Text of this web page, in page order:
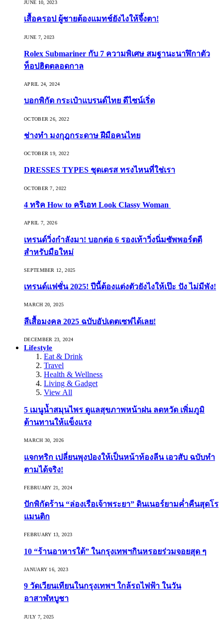
JUNE 10, 2023
เสื้อครอป ผู้ชายต้องแมทช์ยังไงให้จึ้งตา!
JUNE 7, 2023
Rolex Submariner กับ 7 ความพิเศษ สมฐานะนาฬิกาตัว
ท็อปฮิตตลอดกาล
APRIL 24, 2024
บอกพิกัด กระเป๋าแบรนด์ไทย ดีไซน์เริ่ด
OCTOBER 26, 2022
ช่างทำ มงกุฎกระดาษ ฝีมือคนไทย
OCTOBER 19, 2022
DRESSES TYPES ชุดเดรส ทรงไหนที่ใช่เรา
OCTOBER 7, 2022
4 ทริค How to ครีเอท Look Classy Woman
APRIL 7, 2026
เทรนด์วิ่งกำลังมา! บอกต่อ 6 รองเท้าวิ่งนิ่มซัพพอร์ตดี
สำหรับมือใหม่
SEPTEMBER 12, 2025
เทรนด์แฟชั่น 2025! ปีนี้ต้องแต่งตัวยังไงให้เป๊ะ ปัง ไม่มีพัง!
MARCH 20, 2025
สีเสื้อมงคล 2025 ฉบับอัปเดตเซฟได้เลย!
DECEMBER 23, 2024
Lifestyle
Eat & Drink
Travel
Health & Wellness
Living & Gadget
View All
5 เมนูน้ำสมุนไพร ดูแลสุขภาพหน้าฝน ลดหวัด เพิ่มภูมิ
ต้านทานให้แข็งแรง
MARCH 30, 2026
แจกทริก เปลี่ยนพุงป่องให้เป็นหน้าท้องลีน เอวสับ ฉบับทำ
ตามได้จริง!
FEBRUARY 21, 2024
ปักพิกัดร้าน “ล่องเรือเจ้าพระยา” ดินเนอร์ยามค่ำคืนสุดโร
แมนติก
FEBRUARY 13, 2023
10 “ร้านอาหารใต้” ในกรุงเทพฯกินหรอยร่วมจอยสุด ๆ
JANUARY 16, 2023
9 วัดเวียนเทียนในกรุงเทพฯ ใกล้รถไฟฟ้า ในวัน
อาสาฬหบูชา
JULY 7, 2025